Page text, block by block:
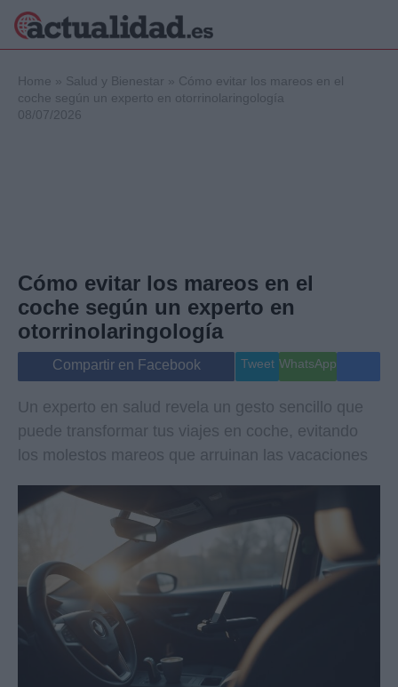
Internacional
Viajes
Gente
Musica
Home » Salud y Bienestar » Cómo evitar los mareos en el
coche según un experto en otorrinolaringología
08/07/2026
Cómo evitar los mareos en el
coche según un experto en
otorrinolaringología
Compartir en Facebook Tweet WhatsApp
Un experto en salud revela un gesto sencillo que
puede transformar tus viajes en coche, evitando
los molestos mareos que arruinan las vacaciones